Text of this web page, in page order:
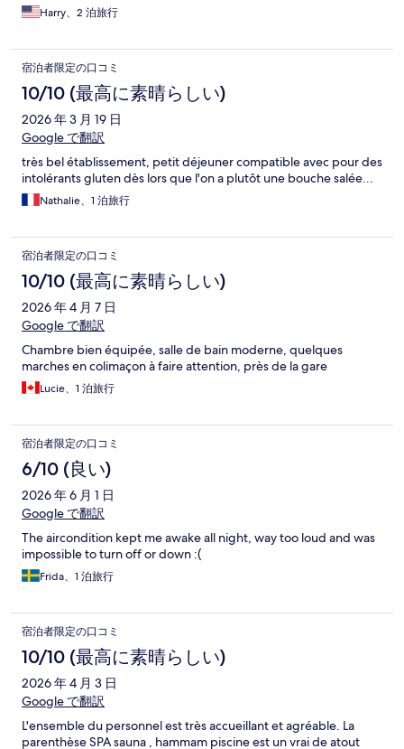
Harry、2 泊旅行
宿泊者限定の口コミ
10/10 (最高に素晴らしい)
2026 年 3 月 19 日
Google で翻訳
très bel établissement, petit déjeuner compatible avec pour des
intolérants gluten dès lors que l'on a plutôt une bouche salée...
Nathalie、1 泊旅行
宿泊者限定の口コミ
10/10 (最高に素晴らしい)
2026 年 4 月 7 日
Google で翻訳
Chambre bien équipée, salle de bain moderne, quelques
marches en colimaçon à faire attention, près de la gare
Lucie、1 泊旅行
宿泊者限定の口コミ
6/10 (良い)
2026 年 6 月 1 日
Google で翻訳
The aircondition kept me awake all night, way too loud and was
impossible to turn off or down :(
Frida、1 泊旅行
宿泊者限定の口コミ
10/10 (最高に素晴らしい)
2026 年 4 月 3 日
Google で翻訳
L'ensemble du personnel est très accueillant et agréable. La
parenthèse SPA sauna , hammam piscine est un vrai de atout